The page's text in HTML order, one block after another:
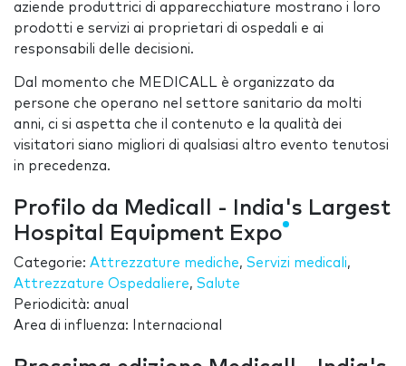
aziende produttrici di apparecchiature mostrano i loro
prodotti e servizi ai proprietari di ospedali e ai
responsabili delle decisioni.
Dal momento che MEDICALL è organizzato da
persone che operano nel settore sanitario da molti
anni, ci si aspetta che il contenuto e la qualità dei
visitatori siano migliori di qualsiasi altro evento tenutosi
in precedenza.
Profilo da Medicall - India's Largest
Hospital Equipment Expo
Categorie: Attrezzature mediche, Servizi medicali,
Attrezzature Ospedaliere, Salute
Periodicità: anual
Area di influenza: Internacional